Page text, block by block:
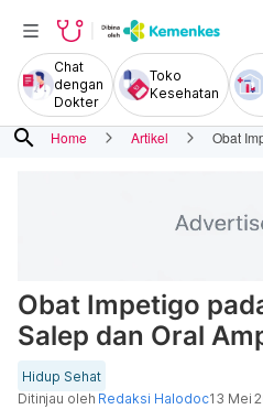
Chat
dengan
Dokter
Toko
Kesehatan
search Home Artikel Obat
Obat Impetigo
Salep dan Oral
Hidup Sehat
Ditinjau oleh Redaksi Halodoc13 Mei